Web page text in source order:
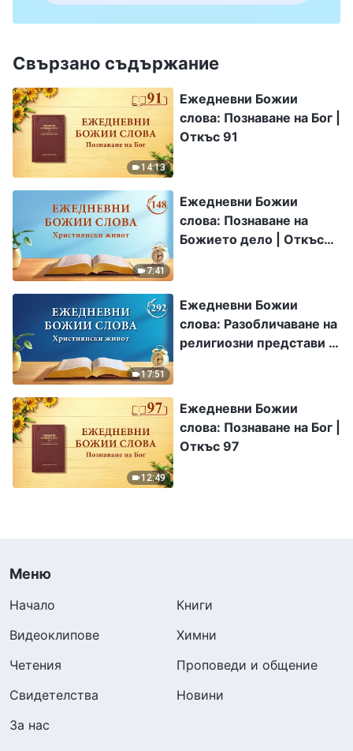
Свързано съдържание
14:13
Ежедневни Божии
слова: Познаване на Бог |
Откъс 91
7:41
Ежедневни Божии
слова: Познаване на
Божието дело | Откъс
17:51
Ежедневни Божии
слова: Разобличаване на
религиозни представи |
12:49
Ежедневни Божии
слова: Познаване на Бог |
Откъс 97
Меню
Начало
Книги
Видеоклипове
Химни
Четения
Проповеди и общение
Свидетелства
Новини
За нас